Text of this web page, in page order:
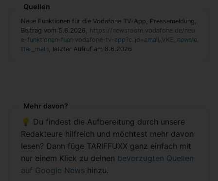
Quellen
Neue Funktionen für die Vodafone TV-App, Pressemeldung,
Beitrag vom 5.6.2026, https://newsroom.vodafone.de/neu
e-funktionen-fuer-vodafone-tv-app?c_id=email_VKE_newsle
tter_main , letzter Aufruf am 8.6.2026
Mehr davon?
💡 Du findest die Aufbereitung durch unsere
Redakteure hilfreich und möchtest mehr davon
lesen? Dann füge TARIFFUXX ganz einfach mit
nur einem Klick zu deinen bevorzugten Quellen
auf Google News hinzu.